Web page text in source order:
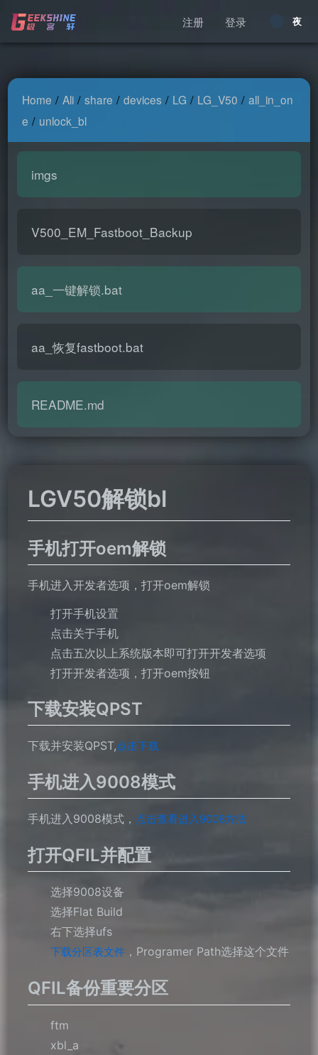
注册 登录 夜
Home /Ali /share /devices / LG / LG_V50 /all_in_on
e / unlock_bl
imgs
V500_EM_Fastboot_Backup
aa_一键解锁.bat
aa_恢复fastboot.bat
README.md
LGV50解锁bl
手机打开oem解锁
手机进入开发者选项，打开oem解锁
打开手机设置
点击关于手机
点击五次以上系统版本即可打开开发者选项
打开开发者选项，打开oem按钮
下载安装QPST
下载并安装QPST,点击下载
手机进入9008模式
手机进入9008模式， 点击查看进入9008方法
打开QFIL并配置
选择9008设备
选择Flat Build
右下选择ufs
下载分区表文件 ，Programer Path选择这个文件
QFIL备份重要分区
ftm
xbl_a